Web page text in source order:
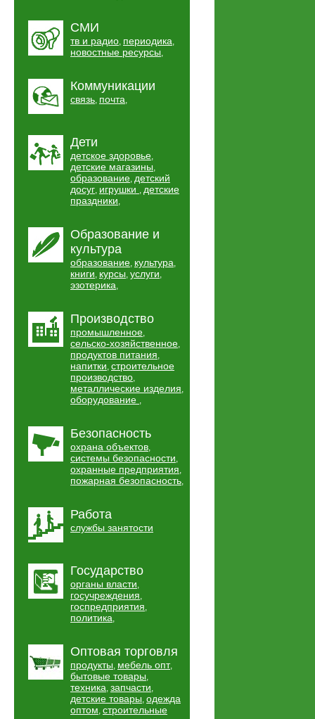
СМИ
тв и радио, периодика,
новостные ресурсы,
Коммуникации
связь, почта,
Дети
детское здоровье,
детские магазины,
образование, детский
досуг, игрушки , детские
праздники,
Образование и
культура
образование, культура,
книги, курсы, услуги,
эзотерика,
Производство
промышленное,
сельско-хозяйственное,
продуктов питания,
напитки, строительное
производство,
металлические изделия,
оборудование ,
Безопасность
охрана объектов,
системы безопасности,
охранные предприятия,
пожарная безопасность,
Работа
службы занятости
Государство
органы власти,
госучреждения,
госпредприятия,
политика,
Оптовая торговля
продукты, мебель опт,
бытовые товары,
техника, запчасти,
детские товары, одежда
оптом, строительные